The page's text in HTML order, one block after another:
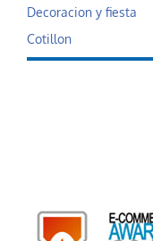
Decoracion y fiesta
Cotillon